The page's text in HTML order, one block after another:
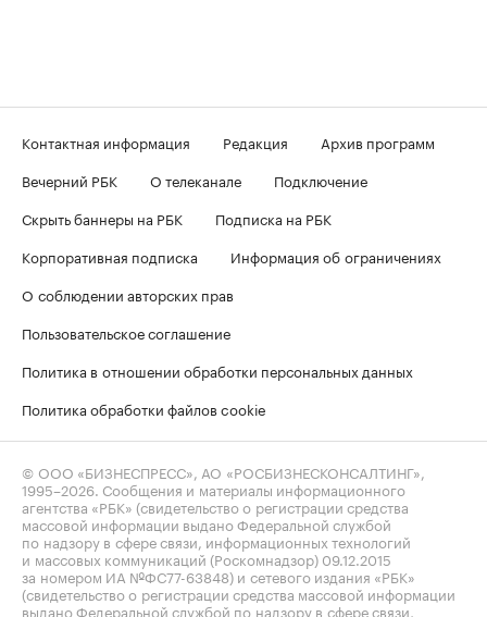
Контактная информация Редакция
Архив программ
Вечерний РБК
О телеканале
Подключение
Скрыть баннеры на РБК
Подписка на РБК
Корпоративная подписка
Информация об ограничениях
О соблюдении авторских прав
Пользовательское соглашение
Политика в отношении обработки персональных данных
Политика обработки файлов cookie
© ООО «БИЗНЕСПРЕСС», АО «РОСБИЗНЕСКОНСАЛТИНГ»,
1995–2026 . Сообщения и материалы информационного
агентства «РБК» (свидетельство о регистрации средства
массовой информации выдано Федеральной службой
по надзору в сфере связи, информационных технологий
и массовых коммуникаций (Роскомнадзор) 09.12.2015
за номером ИА №ФС77-63848) и сетевого издания «РБК»
(свидетельство о регистрации средства массовой информации
выдано Федеральной службой по надзору в сфере связи,